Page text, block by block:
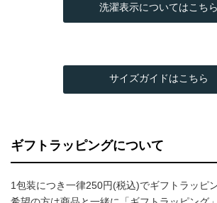
洗濯表示についてはこちら
サイズガイドはこちら
ギフトラッピングについて
1包装につき一律250円(税込)でギフトラッピ